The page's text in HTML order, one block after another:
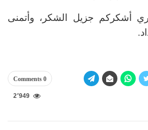
أشكركم جزيل الشكر، وأتمنى
0 Comments
2٬949